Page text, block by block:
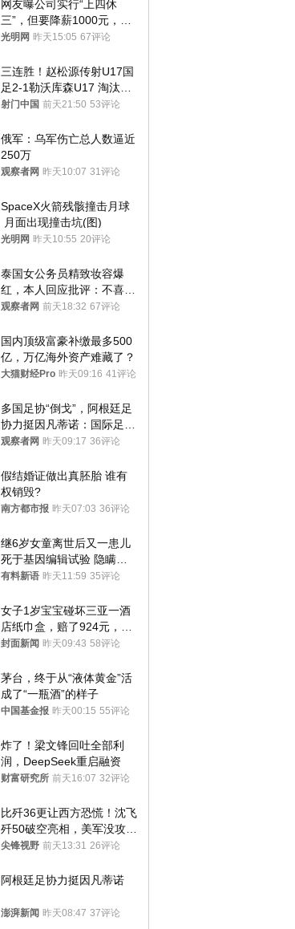
网友曝公司实行“上四休
三”，但要降薪1000元，不
接受只能辞职
光明网 昨天15:05 67评论
三连胜！赵松源传射U17国
足2-1勒沃库森U17 淘汰赛
将战河床
射门中国 前天21:50 53评论
俄军：乌军伤亡总人数逼近
250万
观察者网 昨天10:07 31评论
SpaceX火箭残骸撞击月球
月面出现撞击坑(图)
光明网 昨天10:55 20评论
泰国女公务员精致妆容爆
红，本人回应批评：不喜欢
就别看
观察者网 前天18:32 67评论
国内顶级富豪补缴最多500
亿，万亿海外资产难藏了？
大猫财经Pro 昨天09:16 41评论
多国足协“倒戈”，阿根廷足
协力挺因凡蒂诺：国际足联
今后应继续在其领导下前行
观察者网 昨天09:17 36评论
假结婚证做出真胚胎 谁有
权销毁?
南方都市报 昨天07:03 36评论
继6岁女童离世后又一患儿
死于基因编辑试验 隐瞒一
年才对外披露
有料新语 昨天11:59 35评论
女子1岁宝宝碰坏三亚一酒
店纸巾盒，赔了924元，发
帖吐槽后酒店退还一半的
封面新闻 昨天09:43 58评论
茅台，终于从“液体黄金”活
成了“一瓶酒”的样子
中国基金报 昨天00:15 55评论
炸了！梁文锋回吐全部利
润，DeepSeek重启融资
财富研究所 前天16:07 32评论
比歼36更让西方恐慌！沈飞
歼50破空亮相，美军没攻克
的技术被拿下
尖锋视野 前天13:31 26评论
阿根廷足协力挺因凡蒂诺
澎湃新闻 昨天08:47 37评论